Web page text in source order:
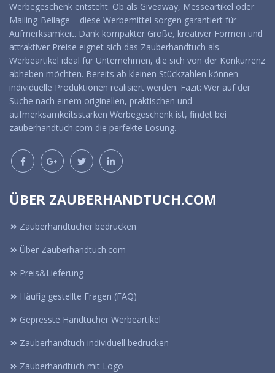
Werbegeschenk entsteht. Ob als Giveaway, Messeartikel oder
Mailing-Beilage – diese Werbemittel sorgen garantiert für
Aufmerksamkeit. Dank kompakter Größe, kreativer Formen und
attraktiver Preise eignet sich das Zauberhandtuch als
Werbeartikel ideal für Unternehmen, die sich von der Konkurrenz
abheben möchten. Bereits ab kleinen Stückzahlen können
individuelle Produktionen realisiert werden. Fazit: Wer auf der
Suche nach einem originellen, praktischen und
aufmerksamkeitsstarken Werbegeschenk ist, findet bei
zauberhandtuch.com die perfekte Lösung.
ÜBER ZAUBERHANDTUCH.COM
Zauberhandtücher bedrucken
Über Zauberhandtuch.com
Preis&Lieferung
Häufig gestellte Fragen (FAQ)
Gepresste Handtücher Werbeartikel
Zauberhandtuch individuell bedrucken
Zauberhandtuch mit Logo